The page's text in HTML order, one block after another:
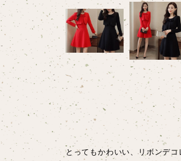
とってもかわいい、リボンデ